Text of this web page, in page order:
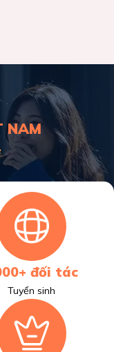
NAM
đối tác
Tuyển sinh